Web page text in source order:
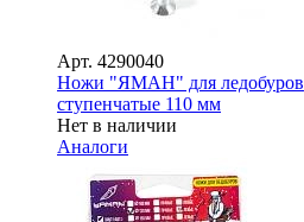
Арт. 4290040
Ножи "ЯМАН" для ледобуров
ступенчатые 110 мм
Нет в наличии
Аналоги